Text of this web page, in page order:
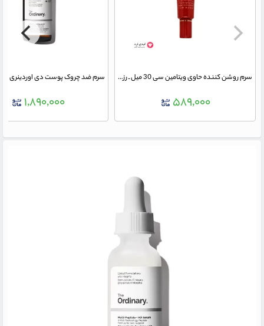
سرم روشن کننده حاوی ویتامین سی 30 میل ـ رزالیا
۵۸۹,۰۰۰ ۱,۸۹۰,۰۰۰